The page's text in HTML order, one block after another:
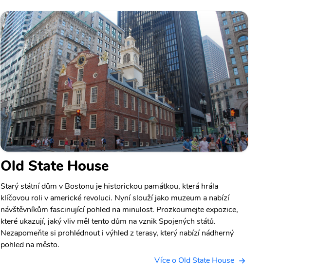
Old State House
Starý státní dům v Bostonu je historickou památkou, která hrála
klíčovou roli v americké revoluci. Nyní slouží jako muzeum a nabízí
návštěvníkům fascinující pohled na minulost. Prozkoumejte expozice,
které ukazují, jaký vliv měl tento dům na vznik Spojených států.
Nezapomeňte si prohlédnout i výhled z terasy, který nabízí nádherný
pohled na město.
Více o Old State House